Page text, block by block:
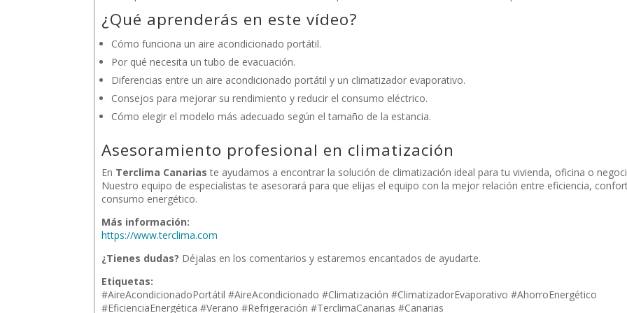
¿Qué aprenderás en este vídeo?
Cómo funciona un aire acondicionado portátil.
Por qué necesita un tubo de evacuación.
Diferencias entre un aire acondicionado portátil y un climatizador evaporativo.
Consejos para mejorar su rendimiento y reducir el consumo eléctrico.
Cómo elegir el modelo más adecuado según el tamaño de la estancia.
Asesoramiento profesional en climatización
En Terclima Canarias te ayudamos a encontrar la solución de climatización ideal para tu vivienda, oficina o
Nuestro equipo de especialistas te asesorará para que elijas el equipo con la mejor relación entre eficiencia,
consumo energético.
Más información:
https://www.terclima.com
¿Tienes dudas? Déjalas en los comentarios y estaremos encantados de ayudarte.
Etiquetas:
#AireAcondicionadoPortátil #AireAcondicionado #Climatización #ClimatizadorEvaporativo #AhorroEnergético
#EficienciaEnergética #Verano #Refrigeración #TerclimaCanarias #Canarias